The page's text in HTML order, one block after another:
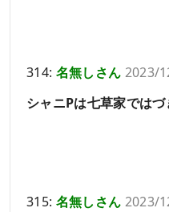
314: 名無しさん 2023/
シャニPは七草家では
315: 名無しさん 2023/